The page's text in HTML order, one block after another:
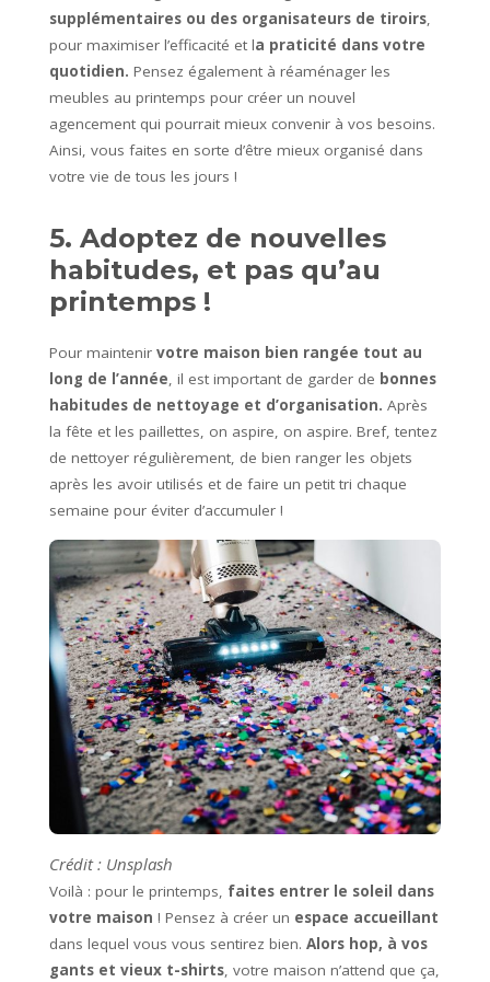
supplémentaires ou des organisateurs de tiroirs,
pour maximiser l’efficacité et la praticité dans votre
quotidien. Pensez également à réaménager les
meubles au printemps pour créer un nouvel
agencement qui pourrait mieux convenir à vos besoins.
Ainsi, vous faites en sorte d’être mieux organisé dans
votre vie de tous les jours !
5. Adoptez de nouvelles
habitudes, et pas qu’au
printemps !
Pour maintenir votre maison bien rangée tout au
long de l’année, il est important de garder de bonnes
habitudes de nettoyage et d’organisation. Après
la fête et les paillettes, on aspire, on aspire. Bref, tentez
de nettoyer régulièrement, de bien ranger les objets
après les avoir utilisés et de faire un petit tri chaque
semaine pour éviter d’accumuler !
Crédit : Unsplash
Voilà : pour le printemps, faites entrer le soleil dans
votre maison ! Pensez à créer un espace accueillant
dans lequel vous vous sentirez bien. Alors hop, à vos
gants et vieux t-shirts, votre maison n’attend que ça,